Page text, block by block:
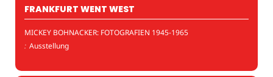
FRANKFURT WENT WEST
MICKEY BOHNACKER: FOTOGRAFIEN 1945-1965
: Ausstellung